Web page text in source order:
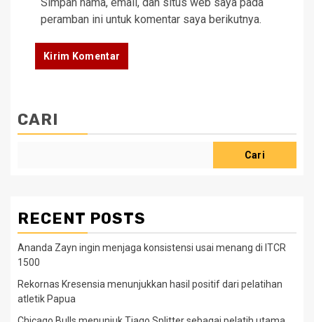
peramban ini untuk komentar saya berikutnya.
CARI
Cari
RECENT POSTS
Ananda Zayn ingin menjaga konsistensi usai menang di ITCR
1500
Rekornas Kresensia menunjukkan hasil positif dari pelatihan
atletik Papua